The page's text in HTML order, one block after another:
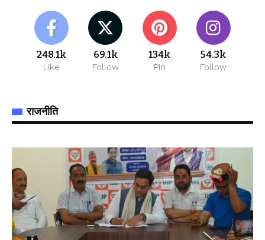
248.1k
Like
69.1k
Follow
134k
Pin
54.3k
Follow
राजनीति